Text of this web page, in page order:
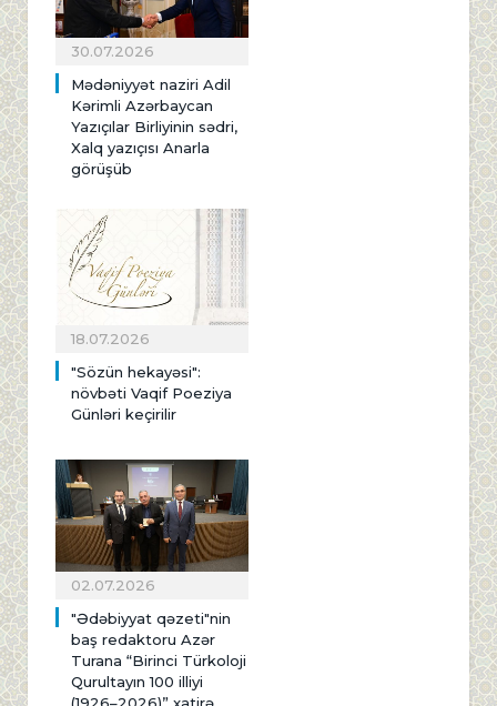
30.07.2026
Mədəniyyət naziri Adil
Kərimli Azərbaycan
Yazıçılar Birliyinin sədri,
Xalq yazıçısı Anarla
görüşüb
18.07.2026
"Sözün hekayəsi":
növbəti Vaqif Poeziya
Günləri keçirilir
02.07.2026
"Ədəbiyyat qəzeti"nin
baş redaktoru Azər
Turana “Birinci Türkoloji
Qurultayın 100 illiyi
(1926–2026)” xatirə